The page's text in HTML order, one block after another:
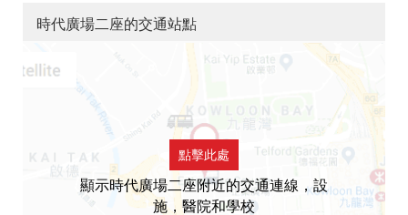
時代廣場二座的交通站點
點擊此處
顯示時代廣場二座附近的交通連線，設
施，醫院和學校